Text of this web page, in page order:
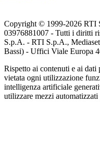
Copyright © 1999-2026 RTI
03976881007 - Tutti i diritti
S.p.A. - RTI S.p.A.,
Bassi) - Uffici Viale Europa
Rispetto ai contenuti e ai dati
vietata ogni utilizzazione
intelligenza artificiale
utilizzare mezzi automatizzati